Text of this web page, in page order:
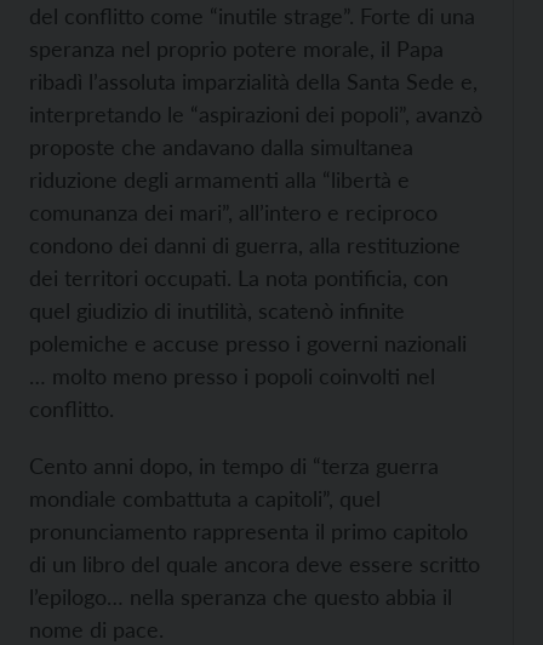
del conflitto come “inutile strage”. Forte di una
speranza nel proprio potere morale, il Papa
ribadì l’assoluta imparzialità della Santa Sede e,
interpretando le “aspirazioni dei popoli”, avanzò
proposte che andavano dalla simultanea
riduzione degli armamenti alla “libertà e
comunanza dei mari”, all’intero e reciproco
condono dei danni di guerra, alla restituzione
dei territori occupati. La nota pontificia, con
quel giudizio di inutilità, scatenò infinite
polemiche e accuse presso i governi nazionali
… molto meno presso i popoli coinvolti nel
conflitto.
Cento anni dopo, in tempo di “terza guerra
mondiale combattuta a capitoli”, quel
pronunciamento rappresenta il primo capitolo
di un libro del quale ancora deve essere scritto
l’epilogo… nella speranza che questo abbia il
nome di pace.